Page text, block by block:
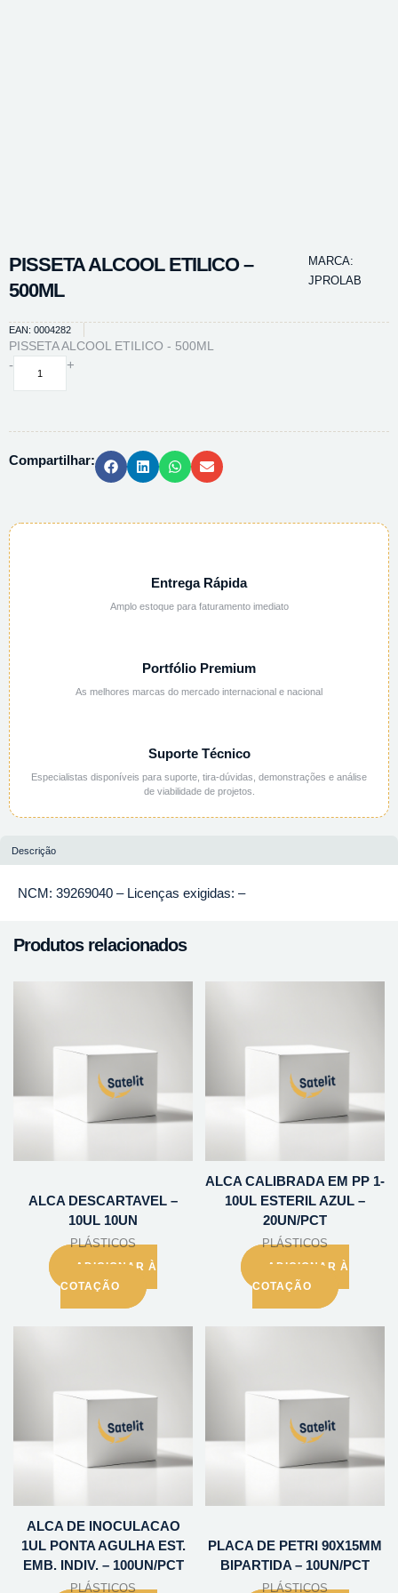
PISSETA ALCOOL ETILICO –
500ML
MARCA:
JPROLAB
EAN: 0004282
PISSETA ALCOOL ETILICO - 500ML
-
PISSETA
quantidade
+
Compartilhar:
Entrega Rápida
Amplo estoque para faturamento imediato
Portfólio Premium
As melhores marcas do mercado internacional e nacional
Suporte Técnico
Especialistas disponíveis para suporte, tira-dúvidas, demonstrações e análise
de viabilidade de projetos.
Descrição
NCM: 39269040 – Licenças exigidas: –
Produtos relacionados
ALCA DESCARTAVEL –
10UL 10UN
PLÁSTICOS
ADICIONAR À
COTAÇÃO
ALCA CALIBRADA EM PP 1-
10UL ESTERIL AZUL –
20UN/PCT
PLÁSTICOS
ADICIONAR À
COTAÇÃO
ALCA DE INOCULACAO
1UL PONTA AGULHA EST.
EMB. INDIV. – 100UN/PCT
PLÁSTICOS
PLACA DE PETRI 90X15MM
BIPARTIDA – 10UN/PCT
PLÁSTICOS